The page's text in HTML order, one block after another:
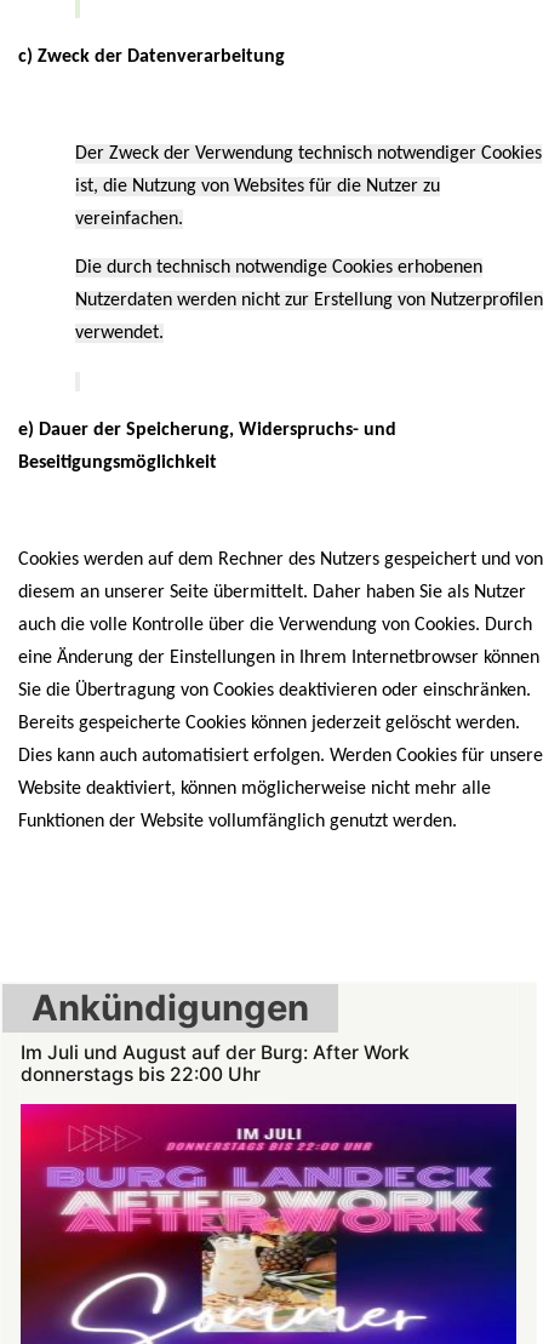
c) Zweck der Datenverarbeitung
Der Zweck der Verwendung technisch notwendiger Cookies
ist, die Nutzung von Websites für die Nutzer zu
vereinfachen.
Die durch technisch notwendige Cookies erhobenen
Nutzerdaten werden nicht zur Erstellung von Nutzerprofilen
verwendet.
e) Dauer der Speicherung, Widerspruchs- und
Beseitigungsmöglichkeit
Cookies werden auf dem Rechner des Nutzers gespeichert und von
diesem an unserer Seite übermittelt. Daher haben Sie als Nutzer
auch die volle Kontrolle über die Verwendung von Cookies. Durch
eine Änderung der Einstellungen in Ihrem Internetbrowser können
Sie die Übertragung von Cookies deaktivieren oder einschränken.
Bereits gespeicherte Cookies können jederzeit gelöscht werden.
Dies kann auch automatisiert erfolgen. Werden Cookies für unsere
Website deaktiviert, können möglicherweise nicht mehr alle
Funktionen der Website vollumfänglich genutzt werden.
Ankündigungen
Im Juli und August auf der Burg: After Work
donnerstags bis 22:00 Uhr